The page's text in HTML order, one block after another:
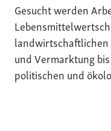
Gesucht werden
landwirtschaftlichen
und Vermarktung
politischen und